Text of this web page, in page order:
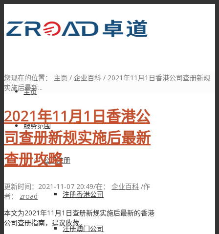
主页
服务范围
公司注册
注册香港公司
注册澳门公司
您现在的位置： 主页 / 企业百科 / 2021年11月1日香港公司查册新规
实施后最新...
2021年11月1日香港公
司查册新规实施后最新
查册攻略
更新时间：2021-11-07 20:49/在： 企业百科 /作
者： zroad
本文为2021年11月1日查册新规实施后最新的香港
公司查册指南，建议收藏。